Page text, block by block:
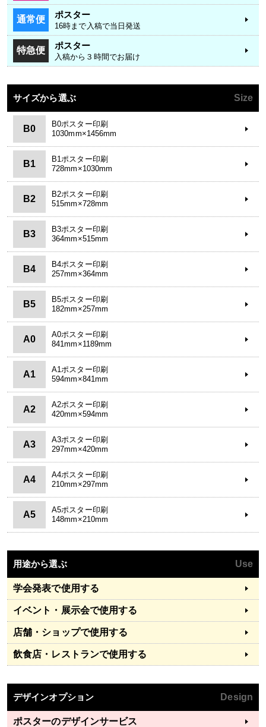
通常便 ポスター
16時まで入稿で当日発送
特急便 ポスター
入稿から３時間でお届け
サイズから選ぶ Size
B0
B0ポスター印刷
1030mm×1456mm
B1
B1ポスター印刷
728mm×1030mm
B2
B2ポスター印刷
515mm×728mm
B3
B3ポスター印刷
364mm×515mm
B4
B4ポスター印刷
257mm×364mm
B5
B5ポスター印刷
182mm×257mm
A0
A0ポスター印刷
841mm×1189mm
A1
A1ポスター印刷
594mm×841mm
A2
A2ポスター印刷
420mm×594mm
A3
A3ポスター印刷
297mm×420mm
A4
A4ポスター印刷
210mm×297mm
A5
A5ポスター印刷
148mm×210mm
用途から選ぶ Use
学会発表で使用する
イベント・展示会で使用する
店舗・ショップで使用する
飲食店・レストランで使用する
デザインオプション Design
ポスターのデザインサービス